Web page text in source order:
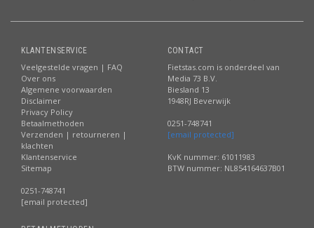
KLANTENSERVICE
Veelgestelde vragen | FAQ
Over ons
Algemene voorwaarden
Disclaimer
Privacy Policy
Betaalmethoden
Verzenden | retourneren |
klachten
Klantenservice
Sitemap
0251-748741
[email protected]
CONTACT
Fietstas.com is onderdeel van
Media 73 B.V.
Biesland 13
1948RJ Beverwijk
0251-748741
[email protected]
KvK nummer: 61011983
BTW nummer: NL854164637B01